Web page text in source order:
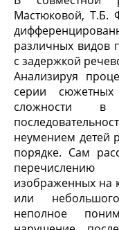
Мастюковой, Т.Б.
различных видов
с задержкой
Анализируя
серии
сложности в
неумением детей
порядке. Сам
перечислению
изображенных на
или
неполное